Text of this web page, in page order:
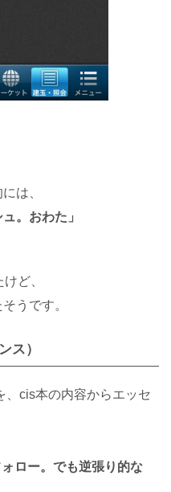
は、
。おわた」
ど、
うです。
ス）
、cis本の内容からエッセ
ロー。でも逆張り的な